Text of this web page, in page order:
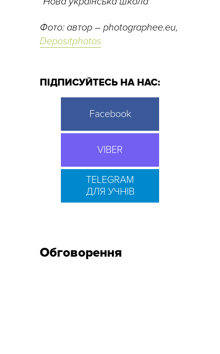
Фото: автор – photographee.eu,
Depositphotos
ПІДПИСУЙТЕСЬ НА НАС:
Facebook
VIBER
TELEGRAM
ДЛЯ УЧНІВ
Обговорення